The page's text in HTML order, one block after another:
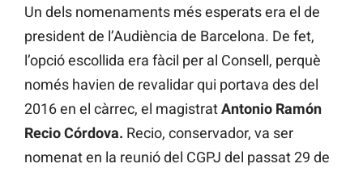
Un dels nomenaments més esperats era el de
president de l’Audiència de Barcelona. De fet,
l’opció escollida era fàcil per al Consell, perquè
només havien de revalidar qui portava des del
2016 en el càrrec, el magistratAntonio Ramón
Recio Córdova. Recio, conservador, va ser
nomenat en la reunió del CGPJ del passat 29 de